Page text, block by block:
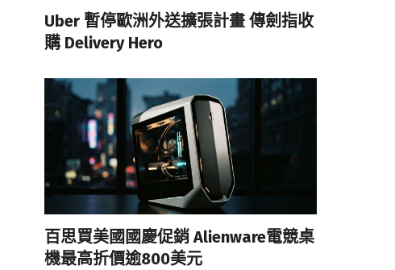
Uber 暫停歐洲外送擴張計畫 傳劍指收
購 Delivery Hero
百思買美國國慶促銷 Alienware電競桌
機最高折價逾800美元